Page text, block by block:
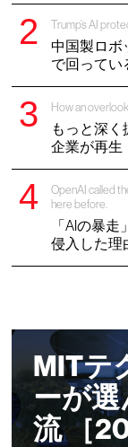
Trump’s AI
中国製ロボ
で回ってい
How an
もっと深
企業が再生
OpenAI called
here before.
「AIの暴
侵入した理
MITテ
ーが
流 ［